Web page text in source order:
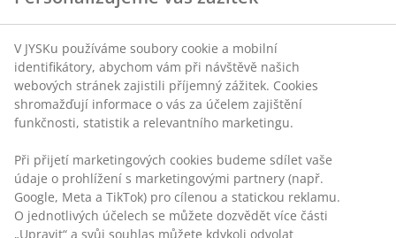
Polyester. S kanálkem. 1 x Š140 x V300 cm
Skladová položka: 5096101
Specifikace